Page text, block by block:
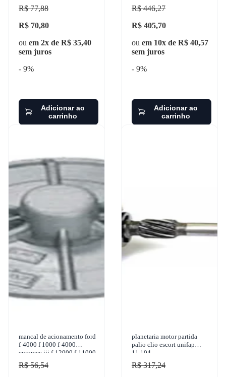
R$ 77,88
R$ 70,80
ou em 2x de R$ 35,40
sem juros
- 9%
Adicionar ao
carrinho
R$ 446,27
R$ 405,70
ou em 10x de R$ 40,57
sem juros
- 9%
Adicionar ao
carrinho
mancal de acionamento ford
f-4000 f 1000 f-4000
euromec iii f-12000 f-11000
1972-2011 cinap - 5402
R$ 56,54
planetaria motor partida
palio clio escort unifap
11.104
R$ 317,24